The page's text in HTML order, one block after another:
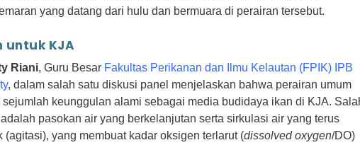
yang datang dari hulu dan bermuara di perairan tersebut.
untuk KJA
Riani, Guru Besar Fakultas Perikanan dan Ilmu Kelautan (FPIK) IPB
, dalam salah satu diskusi panel menjelaskan bahwa perairan umum
sejumlah keunggulan alami sebagai media budidaya ikan di KJA.
pasokan air yang berkelanjutan serta sirkulasi air yang terus
(agitasi), yang membuat kadar oksigen terlarut (dissolved oxygen/DO)